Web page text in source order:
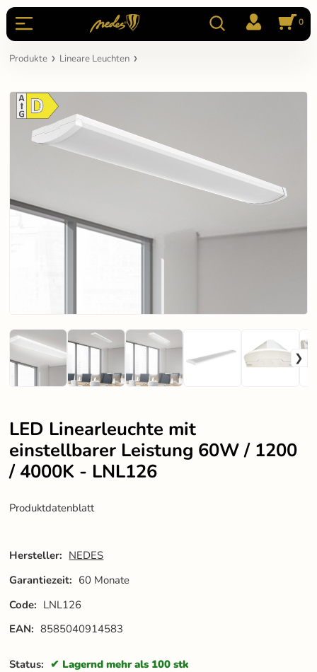
0
Produkte Lineare Leuchten
LED Linearleuchte mit
einstellbarer Leistung 60W / 1200
/ 4000K - LNL126
Produktdatenblatt
Hersteller: NEDES
Garantiezeit: 60 Monate
Code: LNL126
EAN: 8585040914583
Status: Lagernd mehr als 100 stk